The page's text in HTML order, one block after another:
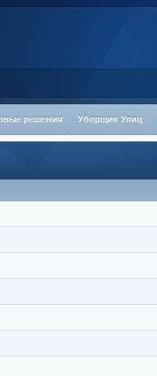
решения Уборщик Улиц